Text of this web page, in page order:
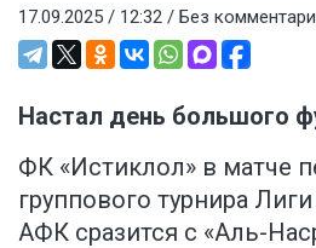
17.09.2025 / 12:32 / Без
Настал день большого
ФК «Истиклол» в матче
группового турнира
АФК сразится с «Аль-